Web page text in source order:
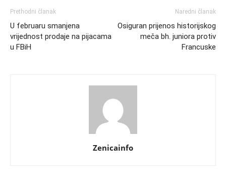
Prethodni članak
U februaru smanjena
vrijednost prodaje na pijacama
u FBiH
Naredni članak
Osiguran prijenos historijskog
meča bh. juniora protiv
Francuske
Zenicainfo